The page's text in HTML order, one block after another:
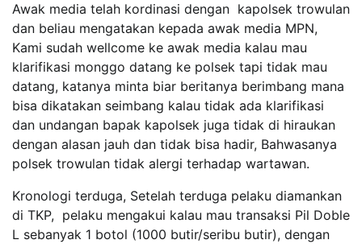
Awak media telah kordinasi dengan kapolsek trowulan
dan beliau mengatakan kepada awak media MPN,
Kami sudah wellcome ke awak media kalau mau
klarifikasi monggo datang ke polsek tapi tidak mau
datang, katanya minta biar beritanya berimbang mana
bisa dikatakan seimbang kalau tidak ada klarifikasi
dan undangan bapak kapolsek juga tidak di hiraukan
dengan alasan jauh dan tidak bisa hadir, Bahwasanya
polsek trowulan tidak alergi terhadap wartawan.
Kronologi terduga, Setelah terduga pelaku diamankan
di TKP, pelaku mengakui kalau mau transaksi Pil Doble
L sebanyak 1 botol (1000 butir/seribu butir), dengan